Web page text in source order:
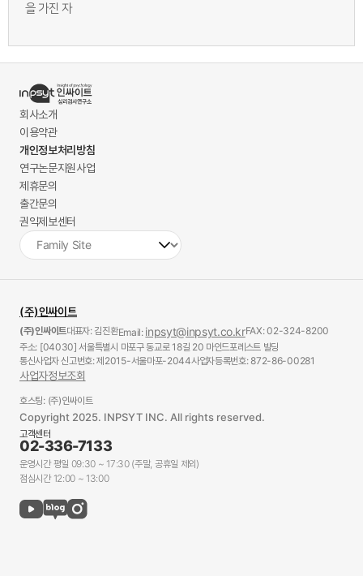
을 가진 자
회사소개
이용약관
개인정보처리방침
연구논문지원사업
제휴문의
출간문의
권익제보센터
(주)인싸이트
(주)인싸이트대표자: 김진환Email: inpsyt@inpsyt.co.krFAX: 02-324-8200
주소: [04030] 서울특별시 마포구 동교로 18길 20 마인드포레스트 빌딩
통신사업자 신고번호: 제2015-서울마포-2044사업자등록번호: 872-86-00281
사업자정보조회
호스팅: (주)인싸이트
Copyright 2025. INPSYT INC. All rights reserved.
고객센터
02-336-7133
운영시간 평일 09:30 ~ 17:30 (주말, 공휴일 제외)
점심시간 12:00 ~ 13:00